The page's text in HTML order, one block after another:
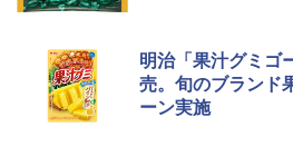
シャープ ウォ
明治「果汁グミゴ
売。旬のブランド
ーン実施